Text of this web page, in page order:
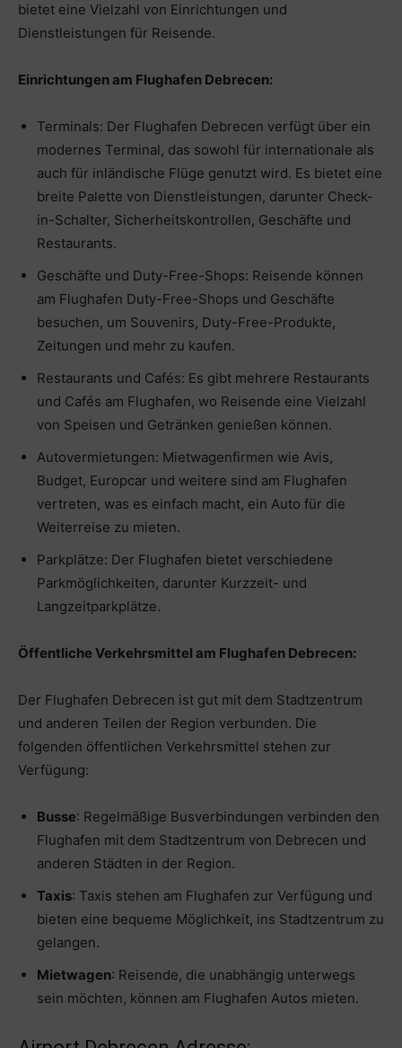
bietet eine Vielzahl von Einrichtungen und
Dienstleistungen für Reisende.
Einrichtungen am Flughafen Debrecen:
Terminals: Der Flughafen Debrecen verfügt über ein
modernes Terminal, das sowohl für internationale als
auch für inländische Flüge genutzt wird. Es bietet eine
breite Palette von Dienstleistungen, darunter Check-
in-Schalter, Sicherheitskontrollen, Geschäfte und
Restaurants.
Geschäfte und Duty-Free-Shops: Reisende können
am Flughafen Duty-Free-Shops und Geschäfte
besuchen, um Souvenirs, Duty-Free-Produkte,
Zeitungen und mehr zu kaufen.
Restaurants und Cafés: Es gibt mehrere Restaurants
und Cafés am Flughafen, wo Reisende eine Vielzahl
von Speisen und Getränken genießen können.
Autovermietungen: Mietwagenfirmen wie Avis,
Budget, Europcar und weitere sind am Flughafen
vertreten, was es einfach macht, ein Auto für die
Weiterreise zu mieten.
Parkplätze: Der Flughafen bietet verschiedene
Parkmöglichkeiten, darunter Kurzzeit- und
Langzeitparkplätze.
Öffentliche Verkehrsmittel am Flughafen Debrecen:
Der Flughafen Debrecen ist gut mit dem Stadtzentrum
und anderen Teilen der Region verbunden. Die
folgenden öffentlichen Verkehrsmittel stehen zur
Verfügung:
Busse: Regelmäßige Busverbindungen verbinden den
Flughafen mit dem Stadtzentrum von Debrecen und
anderen Städten in der Region.
Taxis: Taxis stehen am Flughafen zur Verfügung und
bieten eine bequeme Möglichkeit, ins Stadtzentrum zu
gelangen.
Mietwagen: Reisende, die unabhängig unterwegs
sein möchten, können am Flughafen Autos mieten.